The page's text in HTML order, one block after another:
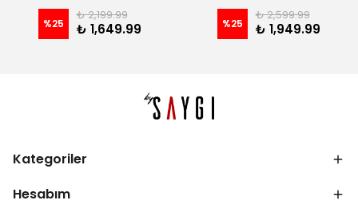
%25
₺ 2,199.99
₺ 1,649.99 %25
₺ 2,599.99
₺ 1,949.99
Kategoriler
Hesabım